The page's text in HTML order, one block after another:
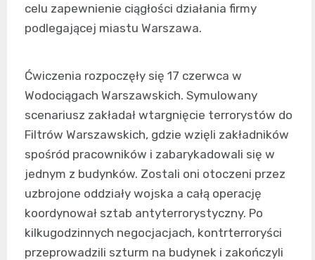
celu zapewnienie ciągłości działania firmy
podlegającej miastu Warszawa.
Ćwiczenia rozpoczęły się 17 czerwca w
Wodociągach Warszawskich. Symulowany
scenariusz zakładał wtargnięcie terrorystów do
Filtrów Warszawskich, gdzie wzięli zakładników
spośród pracowników i zabarykadowali się w
jednym z budynków. Zostali oni otoczeni przez
uzbrojone oddziały wojska a całą operację
koordynował sztab antyterrorystyczny. Po
kilkugodzinnych negocjacjach, kontrterroryści
przeprowadzili szturm na budynek i zakończyli